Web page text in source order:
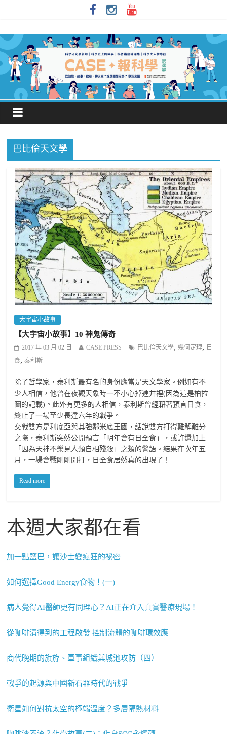
巴比倫天文學
大宇宙小故事
【大宇宙小故事】10 神鬼傳奇
2017 年 03 月 02 日 CASE PRESS 巴比倫天文學,幾何定理, 日
食,泰利斯
除了哲學家，泰利斯最有名的身份應當是天文學家。例如有不
少人相信，他曾在夜觀天象時一不小心掉進井裡(因為這是柏拉
圖的記載)。此外有更多的人相信，泰利斯曾經藉著預言日食，
終止了一場至少長達六年的戰爭。
交戰雙方是利底亞與其強鄰米底王國，話說雙方打得難解難分
之際，泰利斯突然公開預言「明年會有日全食」，或許還加上
「因為天神不樂見人類自相殘殺」之類的警語。結果在次年五
月，一場會戰剛剛開打，日全食居然真的出現了！
Read more
本週大家都在看
加一點鹽巴，讓沙士變瘋狂的祕密
如何選擇Good Energy食物！(一)
病人覺得AI醫師更有同理心？AI正在介入真實醫療現場！
從咖啡漬得到的工程啟發 控制流體的咖啡環效應
商代晚期的旗斿、軍事組織與城池攻防（四）
戰爭的起源與中國新石器時代的戰爭
衛星如何對抗太空的極端溫度？多層隔熱材料